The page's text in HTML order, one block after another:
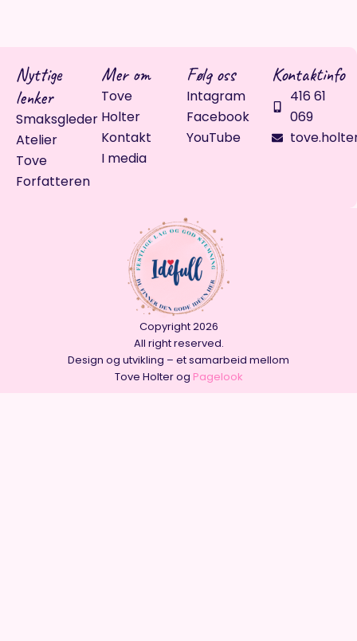
Copyright 2026
All right reserved.
Design og utvikling – et samarbeid mellom
Tove Holter og Pagelook
Nyttige
lenker
Smaksgleder
Atelier
Tove
Forfatteren
Mer om
Tove
Holter
Kontakt
I media
Følg oss
Intagram
Facebook
YouTube
Kontaktinfo
416 61
069